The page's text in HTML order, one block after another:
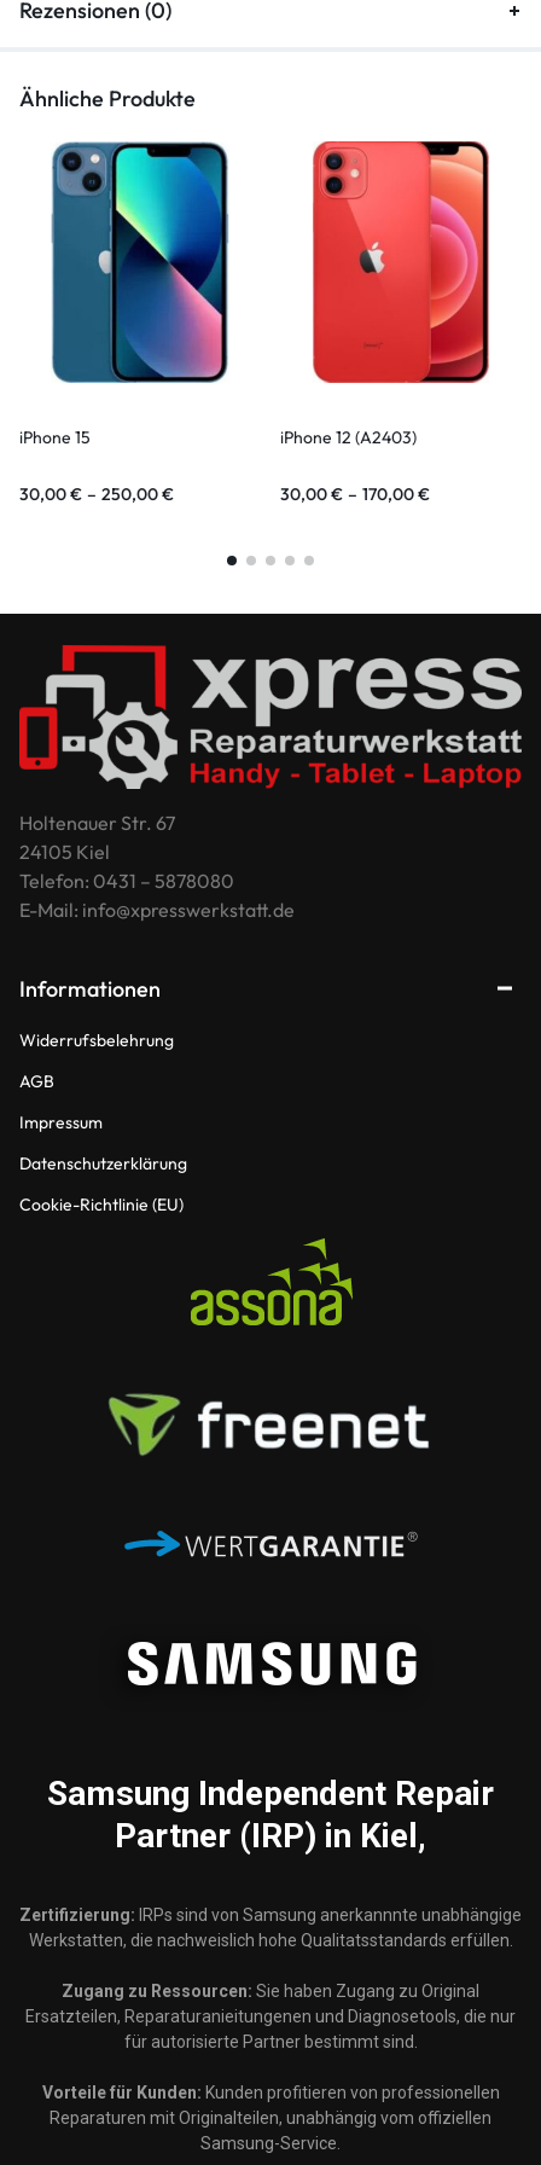
Rezensionen (0)
Ähnliche Produkte
iPhone 15
30,00€ – 250,00€
iPhone 12 (A2403)
30,00€ – 170,00€
Holtenauer Str. 67
24105 Kiel
Telefon: 0431 – 5878080
E-Mail: info@xpresswerkstatt.de
Informationen
Widerrufsbelehrung
AGB
Impressum
Datenschutzerklärung
Cookie-Richtlinie (EU)
Samsung Independent Repair
Partner (IRP) in Kiel,
Zertifizierung: IRPs sind von Samsung anerkannnte unabhängige
Werkstatten, die nachweislich hohe Qualitatsstandards erfüllen.
Zugang zu Ressourcen: Sie haben Zugang zu Original
Ersatzteilen, Reparaturanieitungenen und Diagnosetools, die nur
für autorisierte Partner bestimmt sind.
Vorteile für Kunden: Kunden profitieren von professionellen
Reparaturen mit Originalteilen, unabhängig vom offiziellen
Samsung-Service.